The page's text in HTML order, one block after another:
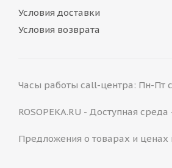
Условия доставки
Условия возврата
Часы работы call-центра: Пн-Пт
ROSOPEKA.RU - Доступная
Предложения о товарах и